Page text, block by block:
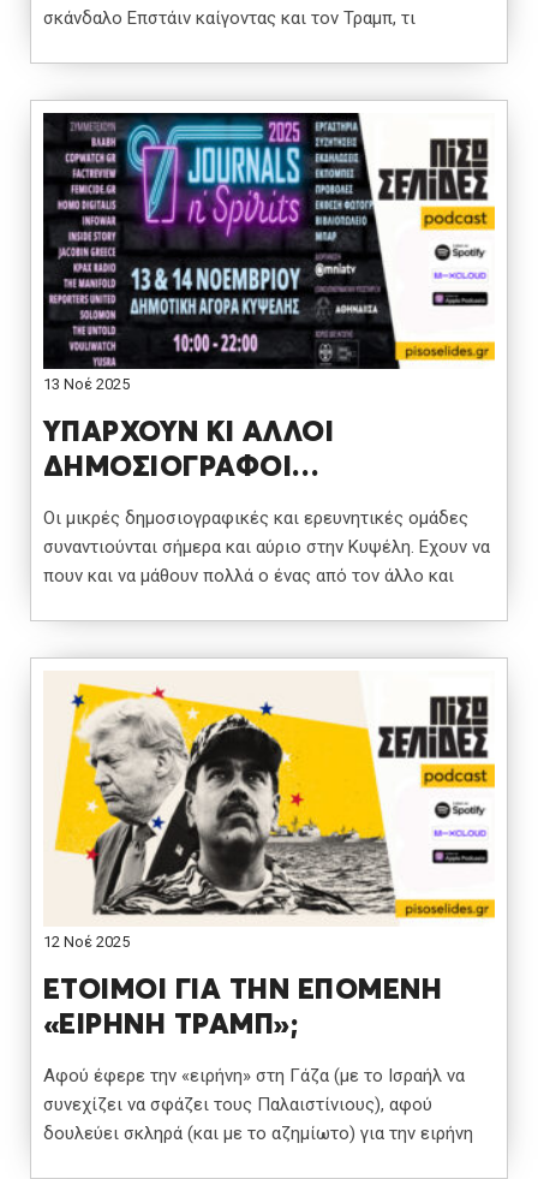
σκάνδαλο Επστάιν καίγοντας και τον Τραμπ, τι
13 Νοέ 2025
ΥΠΑΡΧΟΥΝ ΚΙ ΑΛΛΟΙ
ΔΗΜΟΣΙΟΓΡΑΦΟΙ…
Οι μικρές δημοσιογραφικές και ερευνητικές ομάδες
συναντιούνται σήμερα και αύριο στην Κυψέλη. Εχουν να
πουν και να μάθουν πολλά ο ένας από τον άλλο και
12 Νοέ 2025
ΕΤΟΙΜΟΙ ΓΙΑ ΤΗΝ ΕΠΟΜΕΝΗ
«ΕΙΡΗΝΗ ΤΡΑΜΠ»;
Αφού έφερε την «ειρήνη» στη Γάζα (με το Ισραήλ να
συνεχίζει να σφάζει τους Παλαιστίνιους), αφού
δουλεύει σκληρά (και με το αζημίωτο) για την ειρήνη